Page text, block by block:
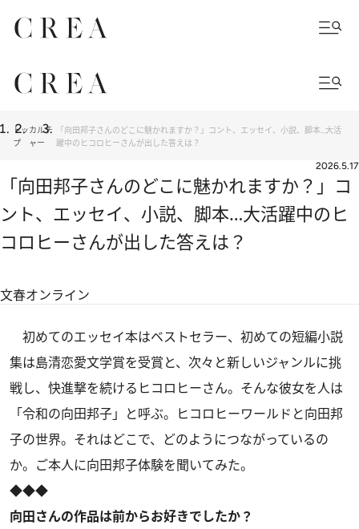
トッ
プ
カルチ
ャー
「向田邦子さんのどこに魅かれますか？」コント、エッセイ、小説、脚本…大活
躍中のヒコロヒーさんが出した答えは？
2026.5.17
「向田邦子さんのどこに魅かれますか？」コ
ント、エッセイ、小説、脚本…大活躍中のヒ
コロヒーさんが出した答えは？
文春オンライン
初めてのエッセイ本はベストセラー、初めての短編小説
集は島清恋愛文学賞を受賞と、次々と新しいジャンルに挑
戦し、快進撃を続けるヒコロヒーさん。そんな彼女を人は
「令和の向田邦子」と呼ぶ。ヒコロヒーワールドと向田邦
子の世界。それはどこで、どのようにつながっているの
か。ご本人に向田邦子体験を聞いてみた。
◆◆◆
向田さんの作品は前からお好きでしたか？